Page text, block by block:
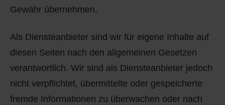
Gewähr übernehmen.
Als Diensteanbieter sind wir für eigene Inhalte auf
diesen Seiten nach den allgemeinen Gesetzen
verantwortlich. Wir sind als Diensteanbieter jedoch
nicht verpflichtet, übermittelte oder gespeicherte
fremde Informationen zu überwachen oder nach
X - Y
Z
Städtebauförderung